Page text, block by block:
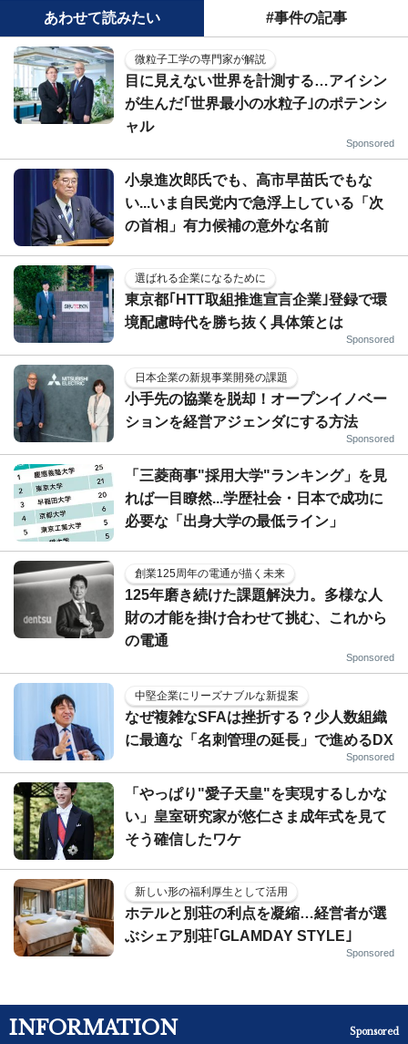
あわせて読みたい #事件の記事
微粒子工学の専門家が解説
目に見えない世界を計測する…アイシン
が生んだ｢世界最小の水粒子｣のポテンシ
ャル
Sponsored
小泉進次郎氏でも、高市早苗氏でもな
い...いま自民党内で急浮上している「次
の首相」有力候補の意外な名前
選ばれる企業になるために
東京都｢HTT取組推進宣言企業｣登録で環
境配慮時代を勝ち抜く具体策とは
Sponsored
日本企業の新規事業開発の課題
小手先の協業を脱却！オープンイノベー
ションを経営アジェンダにする方法
Sponsored
「三菱商事"採用大学"ランキング」を見
れば一目瞭然...学歴社会・日本で成功に
必要な「出身大学の最低ライン」
創業125周年の電通が描く未来
125年磨き続けた課題解決力。多様な人
財の才能を掛け合わせて挑む、これから
の電通
Sponsored
中堅企業にリーズナブルな新提案
なぜ複雑なSFAは挫折する？少人数組織
に最適な「名刺管理の延長」で進めるDX
Sponsored
「やっぱり"愛子天皇"を実現するしかな
い」皇室研究家が悠仁さま成年式を見て
そう確信したワケ
新しい形の福利厚生として活用
ホテルと別荘の利点を凝縮…経営者が選
ぶシェア別荘｢GLAMDAY STYLE｣
Sponsored
INFORMATION Sponsored